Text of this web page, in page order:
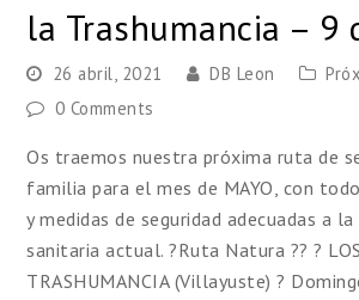
la Trashumancia – 9
26 abril, 2021 DB Leon
0 Comments
Os traemos nuestra próxima ruta de
familia para el mes de MAYO, con
y medidas de seguridad adecuadas a
sanitaria actual. ?Ruta Natura ?? ?
TRASHUMANCIA (Villayuste) ?